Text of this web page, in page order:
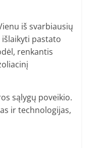
iš svarbiausių
pastato
renkantis
sąlygų poveikio.
ir technologijas,